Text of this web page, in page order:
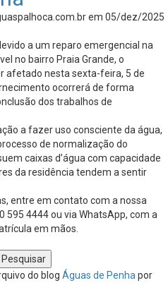
em 05/dez/2025
a um reparo emergencial na
no bairro Praia Grande, o
afetado nesta sexta-feira, 5 de
ocorrerá de forma
dos trabalhos de
a fazer uso consciente da água,
de normalização do
caixas d’água com capacidade
da residência tendem a sentir
entre em contato com a nossa
4444 ou via WhatsApp, com a
em mãos.
do blog Águas de Penha por